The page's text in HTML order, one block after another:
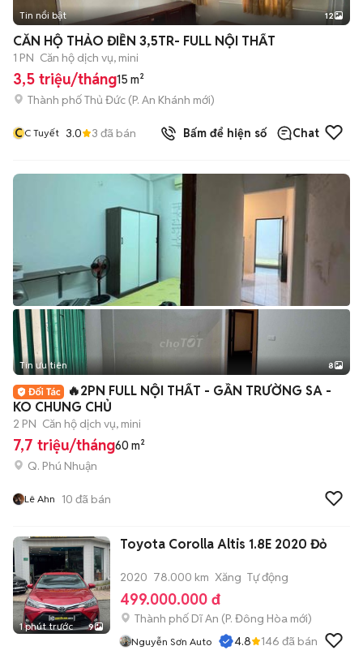
+2
Tin nổi bật 12
CĂN HỘ THẢO ĐIỀN 3,5TR- FULL NỘI THẤT
1 PN Căn hộ dịch vụ, mini
3,5 triệu/tháng15 m²
Thành phố Thủ Đức (P. An Khánh mới)
CC Tuyết 3.0 3 đã bán Bấm để hiện số Chat
+2
Tin ưu tiên 8
🔥2PN FULL NỘI THẤT - GẦN TRƯỜNG SA -
KO CHUNG CHỦ
2 PN Căn hộ dịch vụ, mini
7,7 triệu/tháng60 m²
Q. Phú Nhuận
Lê Ahn 10 đã bán
1 phút trước 9
Toyota Corolla Altis 1.8E 2020 Đỏ
2020 78.000 km Xăng Tự động
499.000.000 đ
Thành phố Dĩ An (P. Đông Hòa mới)
Nguyễn Sơn Auto 4.8 146 đã bán